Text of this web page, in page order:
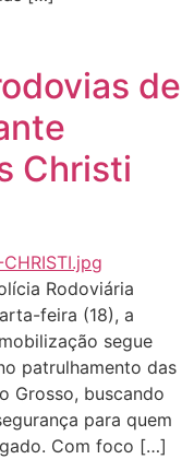
de
Christi
Rodoviária
feira (18), a
segue
patrulhamento das
Grosso, buscando
para quem
Com foco […]